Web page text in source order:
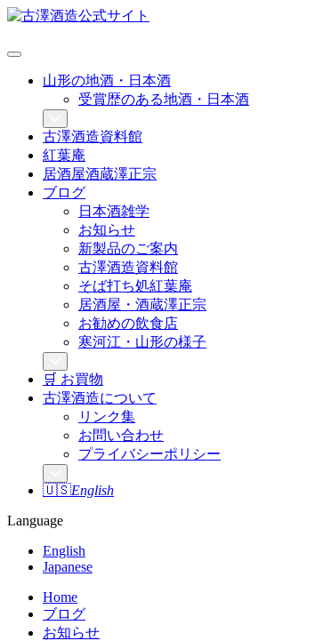
山形の地酒・日本酒
受賞歴のある地酒・日本酒
古澤酒造資料館
紅葉庵
居酒屋酒蔵澤正宗
ブログ
日本酒雑学
お知らせ
新製品のご案内
古澤酒造資料館
そば打ち処紅葉庵
居酒屋・酒蔵澤正宗
お勧めの飲食店
寒河江・山形の様子
🛒 お買物
古澤酒造について
リンク集
お問い合わせ
プライバシーポリシー
🇺🇸English
Language
English
Japanese
Home
ブログ
お知らせ